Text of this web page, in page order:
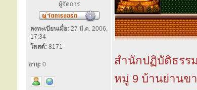
ผู้จัดการ
ลงทะเบียนเมื่อ: 27 มี.ค. 2006,
17:34
โพสต์: 8171
อายุ: 0
สำนักปฏิบัติธรร
หมู่ 9 บ้านย่านข